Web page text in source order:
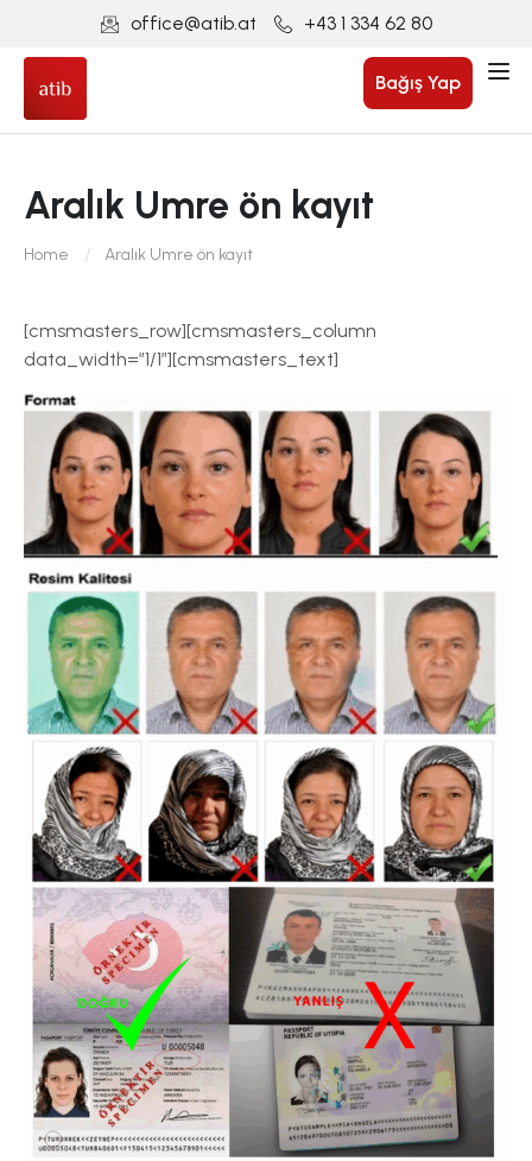
office@atib.at +43 1 334 62 80
Bağış Yap
Aralık Umre ön kayıt
Home Aralık Umre ön kayıt
[cmsmasters_row][cmsmasters_column
data_width=”1/1″][cmsmasters_text]